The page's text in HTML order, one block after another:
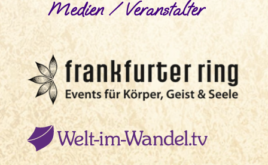
Medien / Veranstalter